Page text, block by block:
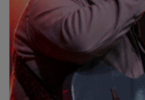
Hiperión Jurado obtuvo el
los libros”; y en la categoría
Patricia Gómez fue
cabeza”. Todos ellos
acreditativo, y además un
por libros. Sus trabajos han
Biblioteca.